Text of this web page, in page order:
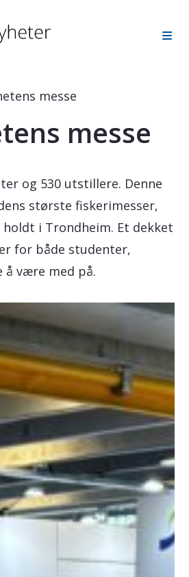
klikk på + (pluss) for å forstørre
messe
messe
og 530 utstillere. Denne
største fiskerimesser,
i Trondheim. Et dekket
for både studenter,
å være med på.